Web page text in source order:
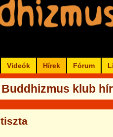
Videók Hírek Fórum
Buddhizmus klub
tiszta